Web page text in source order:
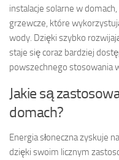
instalacje solarne w
grzewcze, które
wody. Dzięki szybko
staje się coraz bardziej
powszechnego stosowania
Jakie są
domach?
Energia słoneczna zyskuje
dzięki swoim licznym